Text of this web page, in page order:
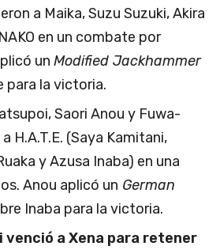
a Maika, Suzu Suzuki, Akira
en un combate por
un Modified Jackhammer
para la victoria.
Saori Anou y Fuwa-
H.A.T.E. (Saya Kamitani,
y Azusa Inaba) en una
Anou aplicó un German
Inaba para la victoria.
venció a Xena para retener